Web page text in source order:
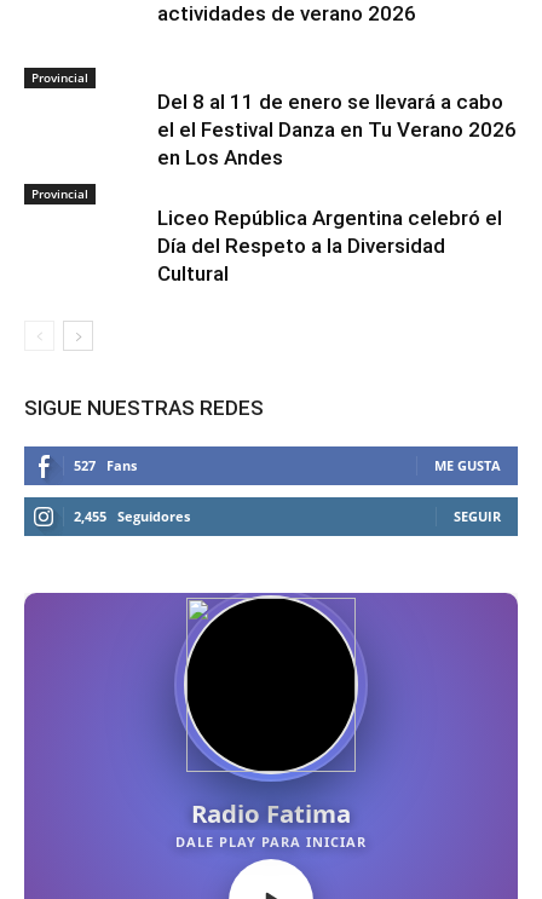
actividades de verano 2026
Provincial
Del 8 al 11 de enero se llevará a cabo
el el Festival Danza en Tu Verano 2026
en Los Andes
Provincial
Liceo República Argentina celebró el
Día del Respeto a la Diversidad
Cultural
SIGUE NUESTRAS REDES
527 Fans ME GUSTA
2,455 Seguidores SEGUIR